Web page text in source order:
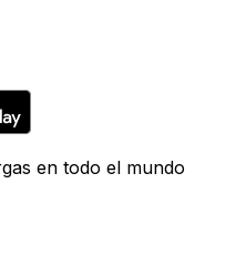
en todo el mundo